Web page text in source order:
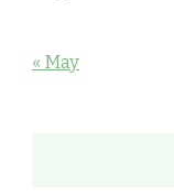
« May